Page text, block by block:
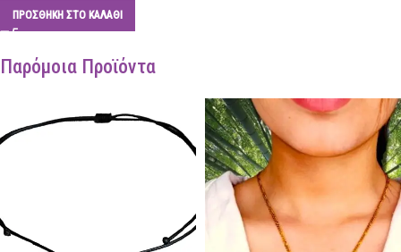
ΠΡΟΣΘΉΚΗ ΣΤΟ ΚΑΛΆΘΙ
Παρόμοια Προϊόντα